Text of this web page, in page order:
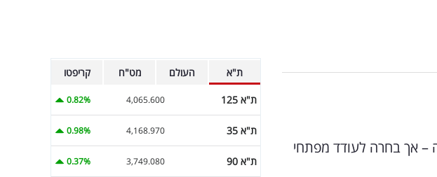
– אך בחרה לעודד מפתחי
ת"א העולם מט"ח קריפטו
ת"א 125 4,065.600
0.82%
ת"א 35 4,168.970
0.98%
ת"א 90 3,749.080
0.37%